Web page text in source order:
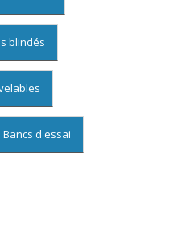
blindés
Bancs d'essai